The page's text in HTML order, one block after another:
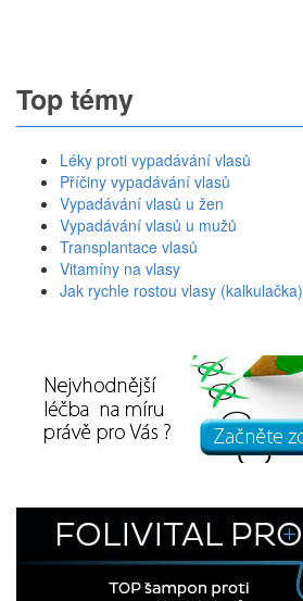
Top témy
Léky proti vypadávání vlasů
Příčiny vypadávání vlasů
Vypadávání vlasů u žen
Vypadávání vlasů u mužů
Transplantace vlasů
Vitamíny na vlasy
Jak rychle rostou vlasy (kalkulačka)